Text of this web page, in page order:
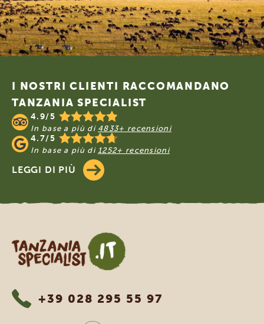
I NOSTRI CLIENTI RACCOMANDANO
TANZANIA SPECIALIST
4.9/5
In base a più di 4833+ recensioni
4.7/5
In base a più di1252+ recensioni
LEGGI DI PIÙ
Tanzania Specialist
+39 028 295 55 97